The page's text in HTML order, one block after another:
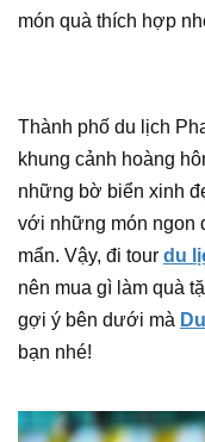
món quà thích hợp
Thành phố du lịch
khung cảnh hoàng
những bờ biển xinh
với những món ngon
mẩn. Vậy, đi tour du
nên mua gì làm quà
gợi ý bên dưới mà
bạn nhé!